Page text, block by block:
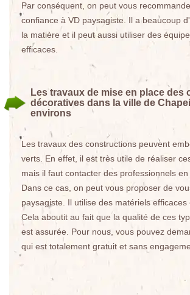
Par conséquent, on peut vous
confiance à VD paysagiste. Il a beaucoup
la matière et il peut aussi utiliser des
efficaces.
Les travaux de mise en place des
décoratives dans la ville de
environs
Les travaux des constructions peuvent
verts. En effet, il est très utile de réaliser
mais il faut contacter des professionnels en
Dans ce cas, on peut vous proposer de
paysagiste. Il utilise des matériels efficaces
Cela aboutit au fait que la qualité de ces
est assurée. Pour nous, vous pouvez
qui est totalement gratuit et sans